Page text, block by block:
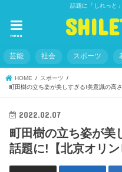
話題に「しれっと
menu
芸能 社会 スポーツ
HOME
スポーツ
町田樹の立ち姿が美しすぎる!美意識の高
2022.02.07
町田樹の立ち姿が美
話題に!【北京オリン